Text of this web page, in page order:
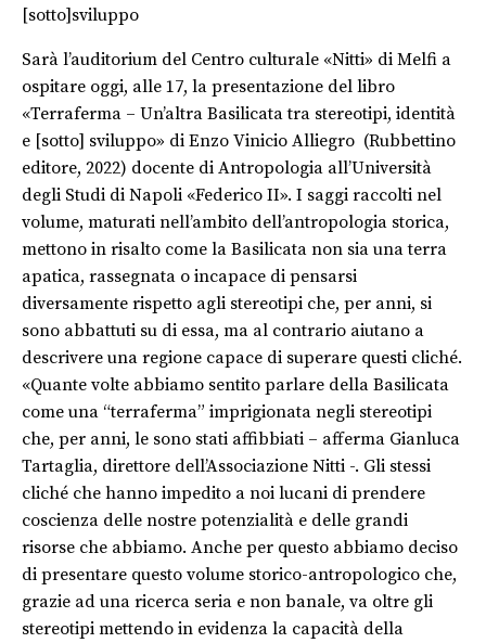
[sotto]sviluppo
Sarà l’auditorium del Centro culturale «Nitti» di Melfi a
ospitare oggi, alle 17, la presentazione del libro
«Terraferma – Un’altra Basilicata tra stereotipi, identità
e [sotto] sviluppo» di Enzo Vinicio Alliegro (Rubbettino
editore, 2022) docente di Antropologia all’Università
degli Studi di Napoli «Federico II». I saggi raccolti nel
volume, maturati nell’ambito dell’antropologia storica,
mettono in risalto come la Basilicata non sia una terra
apatica, rassegnata o incapace di pensarsi
diversamente rispetto agli stereotipi che, per anni, si
sono abbattuti su di essa, ma al contrario aiutano a
descrivere una regione capace di superare questi cliché.
«Quante volte abbiamo sentito parlare della Basilicata
come una “terraferma” imprigionata negli stereotipi
che, per anni, le sono stati affibbiati – afferma Gianluca
Tartaglia, direttore dell’Associazione Nitti -. Gli stessi
cliché che hanno impedito a noi lucani di prendere
coscienza delle nostre potenzialità e delle grandi
risorse che abbiamo. Anche per questo abbiamo deciso
di presentare questo volume storico-antropologico che,
grazie ad una ricerca seria e non banale, va oltre gli
stereotipi mettendo in evidenza la capacità della